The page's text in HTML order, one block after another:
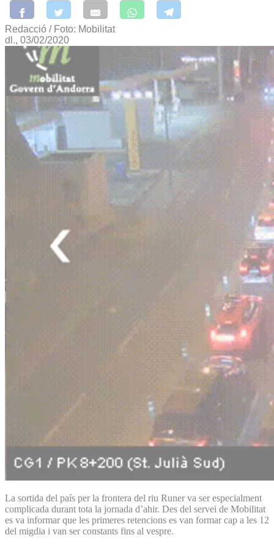
Redacció / Foto: Mobilitat
dl., 03/02/2020
La sortida del país per la frontera del riu Runer va ser especialment
complicada durant tota la jornada d’ahir. Des del servei de Mobilitat
es va informar que les primeres retencions es van formar cap a les 12
del migdia i van ser constants fins al vespre.